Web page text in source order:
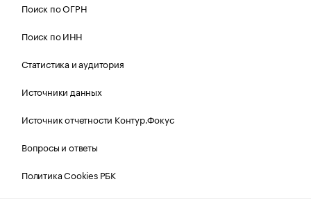
Поиск по ОГРН
Поиск по ИНН
Статистика и аудитория
Источники данных
Источник отчетности Контур.Фокус
Вопросы и ответы
Политика Cookies РБК